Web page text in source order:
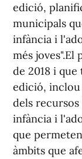
edició,
municipals
infància i
més joves".El
de 2018 i
edició,
dels
infància i
que
àmbits que